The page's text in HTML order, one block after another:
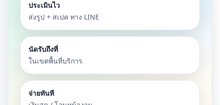
ประเมินไว
ส่งรูป + สเปค ทาง LINE
นัดรับถึงที่
ในเขตพื้นที่บริการ
จ่ายทันที